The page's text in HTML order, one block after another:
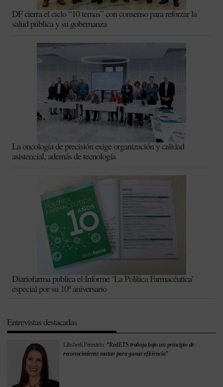
DF cierra el ciclo “10 temas” con consenso para reforzar la
salud pública y su gobernanza
La oncología de precisión exige organización y calidad
asistencial, además de tecnología
Diariofarma publica el Informe ‘La Política Farmacéutica’
especial por su 10º aniversario
Entrevistas destacadas
Lilisbeth Perestelo: “RedETS trabaja bajo un principio de
reconocimiento mutuo para ganar eficiencia”